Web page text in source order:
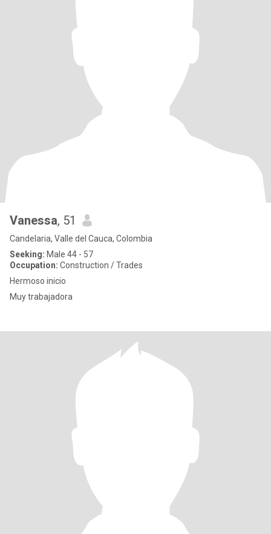
Vanessa, 51
Candelaria, Valle del Cauca, Colombia
Seeking: Male 44 - 57
Occupation: Construction / Trades
Hermoso inicio
Muy trabajadora